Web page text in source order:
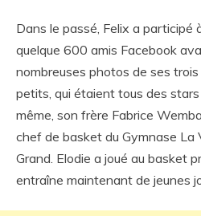
Dans le passé, Felix a participé
quelque 600 amis Facebook
nombreuses photos de ses
petits, qui étaient tous des
même, son frère Fabrice
chef de basket du Gymnase La
Grand. Elodie a joué au basket
entraîne maintenant de jeunes